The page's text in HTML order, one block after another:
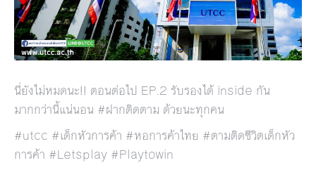
นี่ยังไม่หมดนะ!! ตอนต่อไป EP.2 รับรองได้ inside กัน
มากกว่านี้แน่นอน #ฝากติดตาม ด้วยนะทุกคน
#utcc #เด็กหัวการค้า #หอการค้าไทย #ตามติดชีวิตเด็กหัว
การค้า #Letsplay #Playtowin